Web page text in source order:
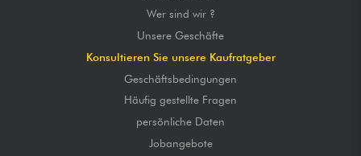
Wer sind wir ?
Unsere Geschäfte
Konsultieren Sie unsere Kaufratgeber
Geschäftsbedingungen
Häufig gestellte Fragen
persönliche Daten
Jobangebote